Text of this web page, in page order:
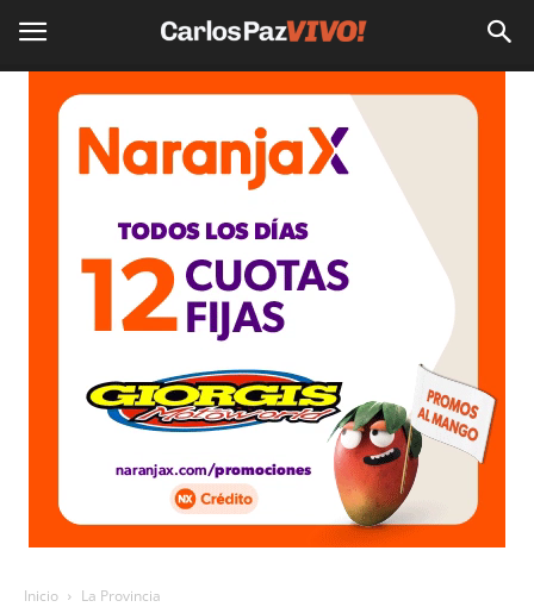
Inicio La Provincia